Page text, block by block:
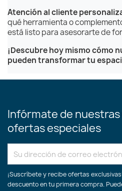
Atención al cliente
qué herramienta o
está listo para asesorarte de
¡Descubre hoy mismo cómo
pueden transformar tu
Infórmate de
ofertas especiales
¡Suscríbete y recibe ofertas
descuento en tu primera compra.